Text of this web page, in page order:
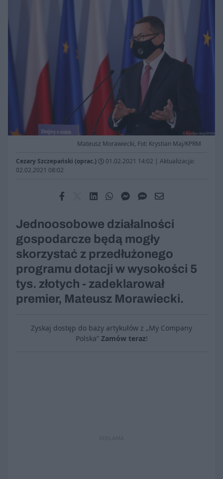
Mateusz Morawiecki, Fot: Krystian Maj/KPRM
Cezary Szczepański (oprac.) 01.02.2021 14:02 | Aktualizacja:
02.02.2021 08:02
Jednoosobowe działalności
gospodarcze będą mogły
skorzystać z przedłużonego
programu dotacji w wysokości 5
tys. złotych - zadeklarował
premier, Mateusz Morawiecki.
Zyskaj dostęp do bazy artykułów z „My Company
Polska” Zamów teraz!
REKLAMA